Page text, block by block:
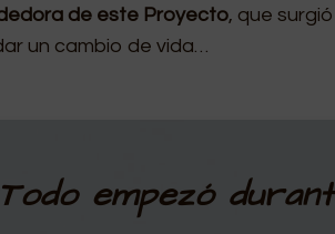
de este Proyecto, que
un cambio de vida…
empezó